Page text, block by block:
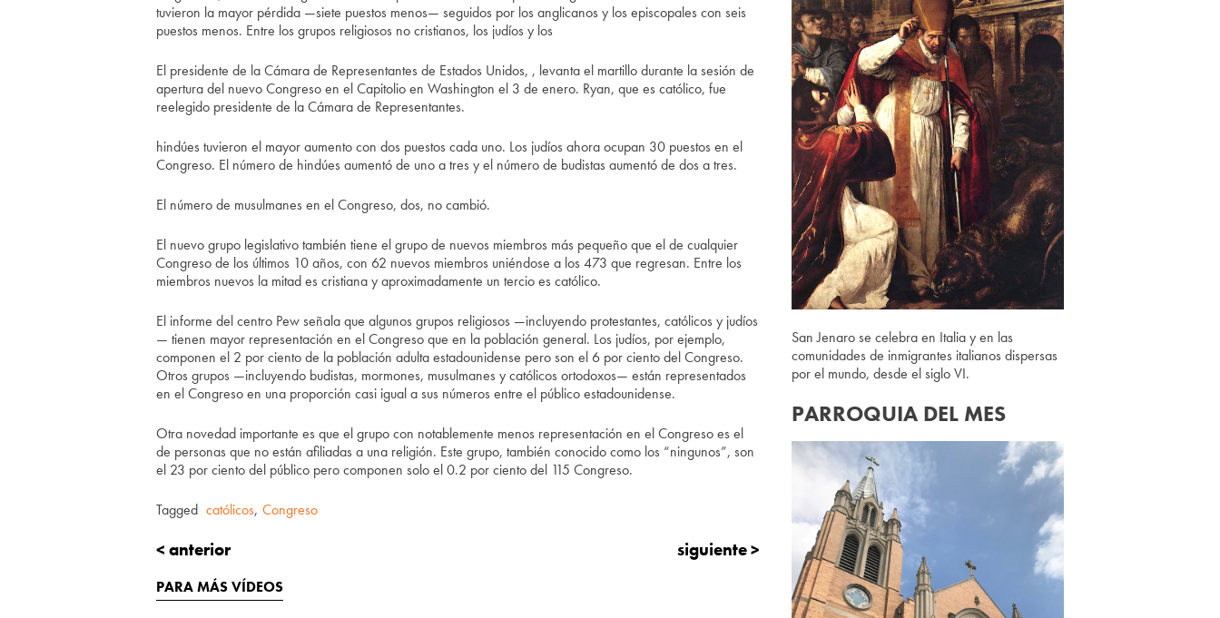
tuvieron la mayor pérdida —siete puestos menos— seguidos por los anglicanos y los episcopales con seis
puestos menos. Entre los grupos religiosos no cristianos, los judíos y los
El presidente de la Cámara de Representantes de Estados Unidos, , levanta el martillo durante la sesión de
apertura del nuevo Congreso en el Capitolio en Washington el 3 de enero. Ryan, que es católico, fue
reelegido presidente de la Cámara de Representantes.
hindúes tuvieron el mayor aumento con dos puestos cada uno. Los judíos ahora ocupan 30 puestos en el
Congreso. El número de hindúes aumentó de uno a tres y el número de budistas aumentó de dos a tres.
El número de musulmanes en el Congreso, dos, no cambió.
El nuevo grupo legislativo también tiene el grupo de nuevos miembros más pequeño que el de cualquier
Congreso de los últimos 10 años, con 62 nuevos miembros uniéndose a los 473 que regresan. Entre los
miembros nuevos la mitad es cristiana y aproximadamente un tercio es católico.
El informe del centro Pew señala que algunos grupos religiosos —incluyendo protestantes, católicos y judíos
— tienen mayor representación en el Congreso que en la población general. Los judíos, por ejemplo,
componen el 2 por ciento de la población adulta estadounidense pero son el 6 por ciento del Congreso.
Otros grupos —incluyendo budistas, mormones, musulmanes y católicos ortodoxos— están representados
en el Congreso en una proporción casi igual a sus números entre el público estadounidense.
Otra novedad importante es que el grupo con notablemente menos representación en el Congreso es el
de personas que no están afiliadas a una religión. Este grupo, también conocido como los “ningunos”, son
el 23 por ciento del público pero componen solo el 0.2 por ciento del 115 Congreso.
Tagged católicos, Congreso
< anterior siguiente >
PARA MÁS VÍDEOS
San Jenaro se celebra en Italia y en las
comunidades de inmigrantes italianos dispersas
por el mundo, desde el siglo VI.
PARROQUIA DEL MES